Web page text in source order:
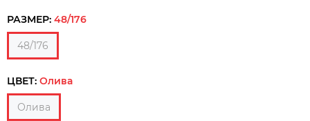
РАЗМЕР: 48/176
48/176
ЦВЕТ: Олива
Олива